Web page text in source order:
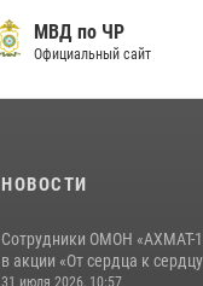
МВД по ЧР
Официальный сайт
НОВОСТИ
Сотрудники ОМОН «АХМАТ-
в акции «От сердца к
31 июля 2026, 10:57